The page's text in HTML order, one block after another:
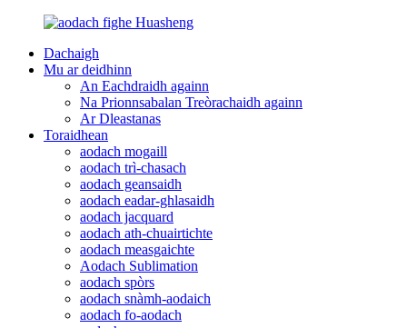
Dachaigh
Mu ar deidhinn
An Eachdraidh againn
Na Prionnsabalan Treòrachaidh againn
Ar Dleastanas
Toraidhean
aodach mogaill
aodach trì-chasach
aodach geansaidh
aodach eadar-ghlasaidh
aodach jacquard
aodach ath-chuairtichte
aodach measgaichte
Aodach Sublimation
aodach spòrs
aodach snàmh-aodaich
aodach fo-aodach